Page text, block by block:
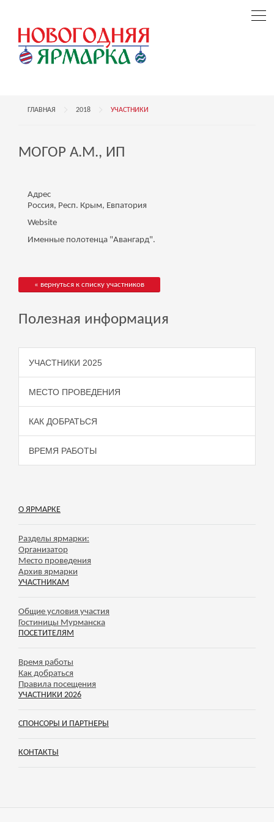
ГЛАВНАЯ 2018 УЧАСТНИКИ
МОГОР А.М., ИП
Адрес
Россия, Респ. Крым, Евпатория
Website
Именные полотенца "Авангард".
« вернуться к списку участников
Полезная информация
УЧАСТНИКИ 2025
МЕСТО ПРОВЕДЕНИЯ
КАК ДОБРАТЬСЯ
ВРЕМЯ РАБОТЫ
О ЯРМАРКЕ
Разделы ярмарки:
Организатор
Место проведения
Архив ярмарки
УЧАСТНИКАМ
Общие условия участия
Гостиницы Мурманска
ПОСЕТИТЕЛЯМ
Время работы
Как добраться
Правила посещения
УЧАСТНИКИ 2026
СПОНСОРЫ И ПАРТНЕРЫ
КОНТАКТЫ